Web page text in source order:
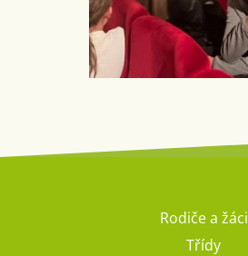
Rodiče a žáci
Třídy